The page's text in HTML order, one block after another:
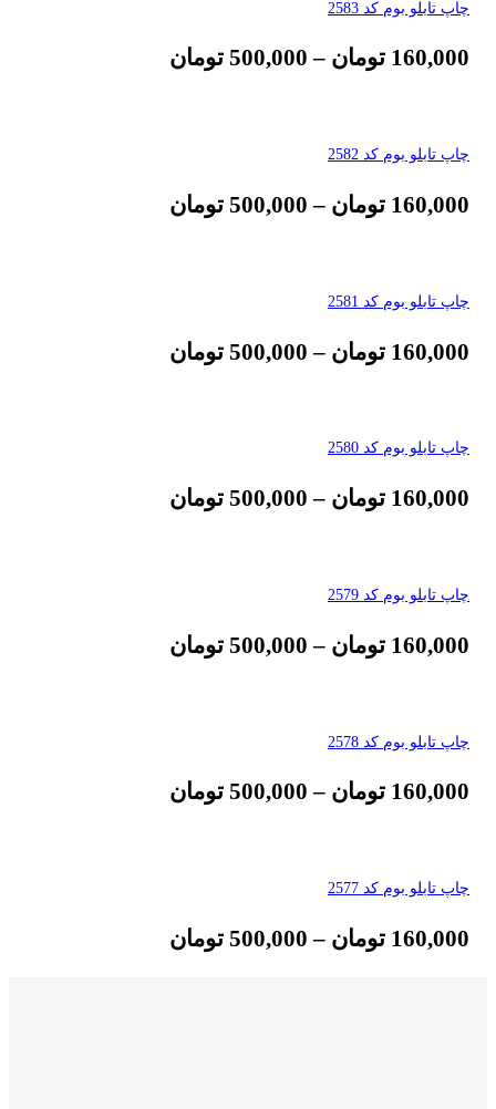
چاپ تابلو بوم کد 2583
160,000 تومان –
500,000 تومان
چاپ تابلو بوم کد 2582
160,000 تومان –
500,000 تومان
چاپ تابلو بوم کد 2581
160,000 تومان –
500,000 تومان
چاپ تابلو بوم کد 2580
160,000 تومان –
500,000 تومان
چاپ تابلو بوم کد 2579
160,000 تومان –
500,000 تومان
چاپ تابلو بوم کد 2578
160,000 تومان –
500,000 تومان
چاپ تابلو بوم کد 2577
160,000 تومان –
500,000 تومان